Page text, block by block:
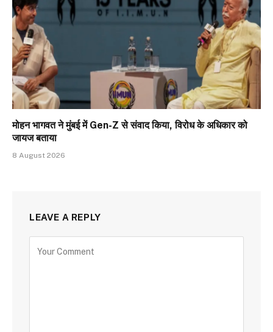
मोहन भागवत ने मुंबई में Gen-Z से संवाद किया, विरोध के अधिकार को
जायज बताया
8 August 2026
LEAVE A REPLY